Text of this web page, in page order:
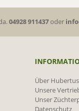
04928 911437oder
Über
Unsere
Unser
Datenschutz